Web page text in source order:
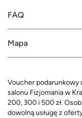
FAQ
Mapa
Voucher podarunkowy
salonu Fizjomania w
200, 300 i 500 zł.
dowolną usługę z